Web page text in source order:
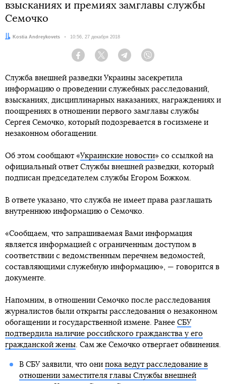
взысканиях и премиях замглавы службы
Семочко
Автор:Kostia Andreykovets Дата:
10:56, 27 декабря 2018
Facebook Twitter Telegram
Служба внешней разведки Украины засекретила
информацию о проведении служебных расследований,
взысканиях, дисциплинарных наказаниях, награждениях и
поощрениях в отношении первого замглавы службы
Сергея Семочко, который подозревается в госизмене и
незаконном обогащении.
Об этом сообщают «Украинские новости» со ссылкой на
официальный ответ Службы внешней разведки, который
подписан председателем службы Егором Божком.
В ответе указано, что служба не имеет права разглашать
внутреннюю информацию о Семочко.
«Сообщаем, что запрашиваемая Вами информация
является информацией с ограниченным доступом в
соответствии с ведомственным перечнем ведомостей,
составляющими служебную информацию», — говорится в
документе.
Напомним, в отношении Семочко после расследования
журналистов были открыты расследования о незаконном
обогащении и государственной измене. Ранее СБУ
подтвердила наличие российского гражданства у его
гражданской жены. Сам же Семочко отвергает обвинения.
В СБУ заявили, что они пока ведут расследование в
отношении заместителя главы Службы внешней